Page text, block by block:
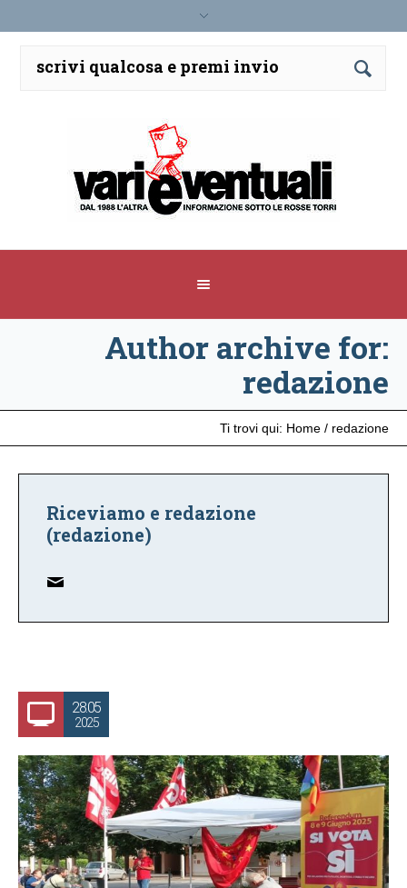
Author archive for:
redazione
Ti trovi qui: Home / redazione
Riceviamo e redazione
(redazione)
28.05
2025